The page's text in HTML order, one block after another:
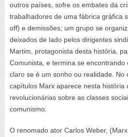
outros países, sofre os embates da
trabalhadores de uma fábrica gráfica
off) e demissões; um grupo se
deixados de lado pelos dirigentes
Martim, protagonista desta história,
Comunista, e termina se encontrando
claro se é um sonho ou realidade. No
capítulos Marx aparece nesta história
revolucionárias sobre as classes
comunismo.
O renomado ator Carlos Weber,